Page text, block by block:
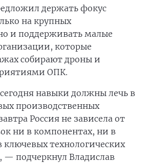
держать фокус
на крупных
и поддерживать малые
которые
собирают дроны и
ОПК.
навыки должны лечь в
производственных
Россия не зависела от
ни в компонентах, ни в
ключевых технологических
— подчеркнул Владислав